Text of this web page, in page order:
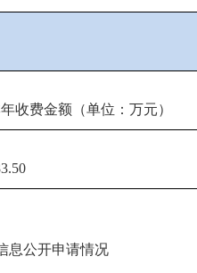
收费金额（单位：万元）
息公开申请情况